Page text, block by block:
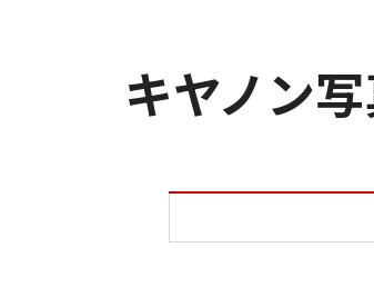
キヤノン